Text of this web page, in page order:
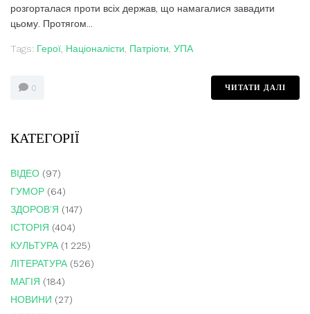
розгорталася проти всіх держав, що намагалися завадити
цьому. Протягом...
Tags: Герої, Націоналісти, Патріоти, УПА
0 ЧИТАТИ ДАЛІ
КАТЕГОРІЇ
ВІДЕО (97)
ГУМОР (64)
ЗДОРОВ'Я (147)
ІСТОРІЯ (404)
КУЛЬТУРА(1 225)
ЛІТЕРАТУРА(526)
МАГІЯ (184)
НОВИНИ (27)